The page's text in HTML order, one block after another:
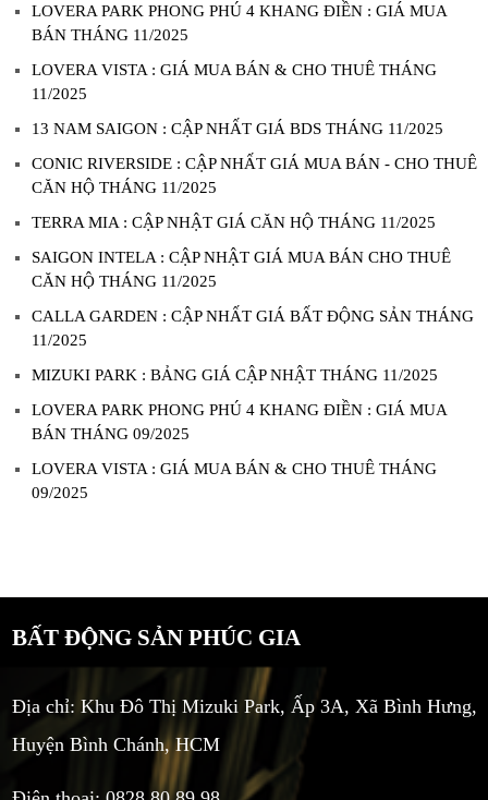
LOVERA PARK PHONG PHÚ 4 KHANG ĐIỀN : GIÁ MUA
BÁN THÁNG 11/2025
LOVERA VISTA : GIÁ MUA BÁN & CHO THUÊ THÁNG
11/2025
13 NAM SAIGON : CẬP NHẤT GIÁ BDS THÁNG 11/2025
CONIC RIVERSIDE : CẬP NHẤT GIÁ MUA BÁN - CHO THUÊ
CĂN HỘ THÁNG 11/2025
TERRA MIA : CẬP NHẬT GIÁ CĂN HỘ THÁNG 11/2025
SAIGON INTELA : CẬP NHẬT GIÁ MUA BÁN CHO THUÊ
CĂN HỘ THÁNG 11/2025
CALLA GARDEN : CẬP NHẤT GIÁ BẤT ĐỘNG SẢN THÁNG
11/2025
MIZUKI PARK : BẢNG GIÁ CẬP NHẬT THÁNG 11/2025
LOVERA PARK PHONG PHÚ 4 KHANG ĐIỀN : GIÁ MUA
BÁN THÁNG 09/2025
LOVERA VISTA : GIÁ MUA BÁN & CHO THUÊ THÁNG
09/2025
BẤT ĐỘNG SẢN PHÚC GIA
Địa chỉ: Khu Đô Thị Mizuki Park, Ấp 3A, Xã Bình Hưng,
Huyện Bình Chánh, HCM